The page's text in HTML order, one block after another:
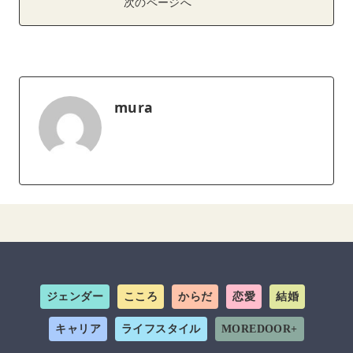
次のページへ
mura
ジェンダー こころ からだ 恋愛 結婚
キャリア ライフスタイル MOREDOOR+